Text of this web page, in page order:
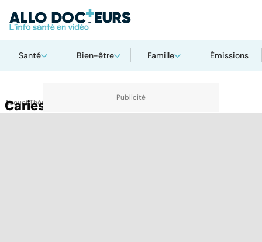
Santé Bien-être Famille Émissions
AccueilThématiques
Caries